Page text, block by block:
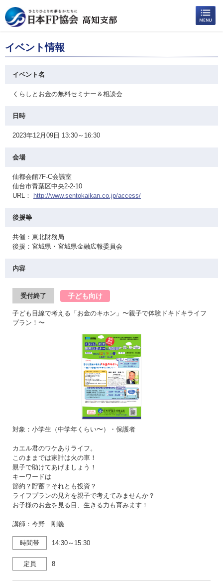
イベント情報
イベント名
くらしとお金の無料セミナー＆相談会
日時
2023年12月09日 13:30～16:30
会場
仙都会館7F-C会議室
仙台市青葉区中央2-2-10
URL：
http://www.sentokaikan.co.jp/access/
後援等
共催：東北財務局
後援：宮城県・宮城県金融広報委員会
内容
受付終了 子ども向け
子ども目線で考える「お金のキホン」〜親子で体験ドキドキライフ
プラン！〜
対象：小学生（中学年くらい〜）・保護者
カエル君のワケありライフ。
このままでは家計は火の車！
親子で助けてあげましょう！
キーワードは
節約？貯蓄？それとも投資？
ライフプランの見方を親子で考えてみませんか？
お子様のお金を見る目、生きる力も育みます！
講師：今野 剛義
時間帯 14:30～15:30
定員 8